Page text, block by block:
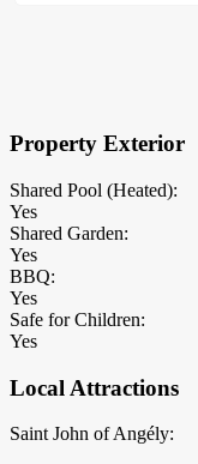
Property Exterior
Shared Pool (Heated):
Yes
Shared Garden:
Yes
BBQ:
Yes
Safe for Children:
Yes
Local Attractions
Saint John of Angély: